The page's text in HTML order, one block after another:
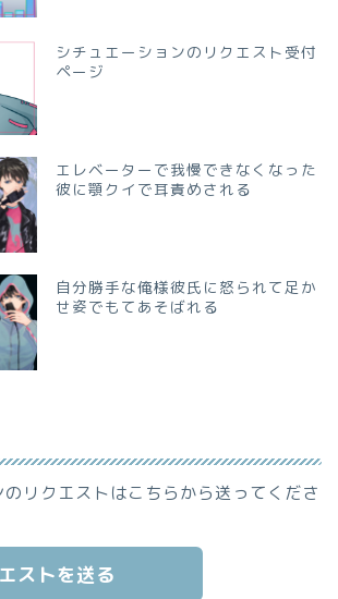
シチュエーションのリクエスト受付
ページ
エレベーターで我慢できなくなった
彼に顎クイで耳責めされる
自分勝手な俺様彼氏に怒られて足か
せ姿でもてあそばれる
リクエストはこちらから送ってくださ
ストを送る